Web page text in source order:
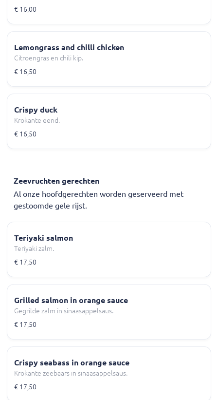
€ 16,00
Lemongrass and chilli chicken
Citroengras en chili kip.
€ 16,50
Crispy duck
Krokante eend.
€ 16,50
Zeevruchten gerechten
Al onze hoofdgerechten worden geserveerd met
gestoomde gele rijst.
Teriyaki salmon
Teriyaki zalm.
€ 17,50
Grilled salmon in orange sauce
Gegrilde zalm in sinaasappelsaus.
€ 17,50
Crispy seabass in orange sauce
Krokante zeebaars in sinaasappelsaus.
€ 17,50